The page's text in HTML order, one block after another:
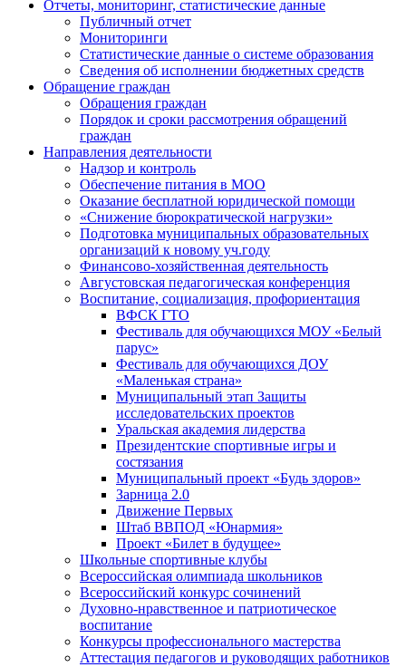
Отчеты, мониторинг, статистические данные
Публичный отчет
Мониторинги
Статистические данные о системе образования
Сведения об исполнении бюджетных средств
Обращение граждан
Обращения граждан
Порядок и сроки рассмотрения обращений
граждан
Направления деятельности
Надзор и контроль
Обеспечение питания в МОО
Оказание бесплатной юридической помощи
«Снижение бюрократической нагрузки»
Подготовка муниципальных образовательных
организаций к новому уч.году
Финансово-хозяйственная деятельность
Августовская педагогическая конференция
Воспитание, социализация, профориентация
ВФСК ГТО
Фестиваль для обучающихся МОУ «Белый
парус»
Фестиваль для обучающихся ДОУ
«Маленькая страна»
Муниципальный этап Защиты
исследовательских проектов
Уральская академия лидерства
Президентские спортивные игры и
состязания
Муниципальный проект «Будь здоров»
Зарница 2.0
Движение Первых
Штаб ВВПОД «Юнармия»
Проект «Билет в будущее»
Школьные спортивные клубы
Всероссийская олимпиада школьников
Всероссийский конкурс сочинений
Духовно-нравственное и патриотическое
воспитание
Конкурсы профессионального мастерства
Аттестация педагогов и руководящих работников